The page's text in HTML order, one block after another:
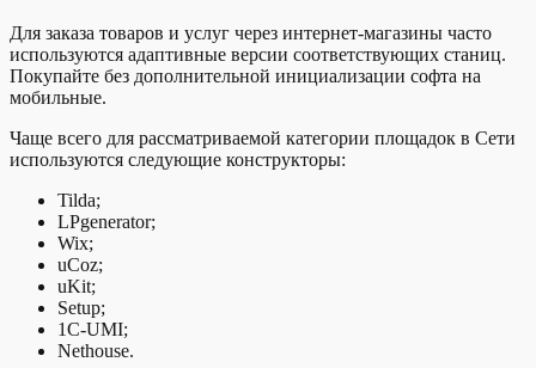
Для заказа товаров и услуг через интернет-магазины часто
используются адаптивные версии соответствующих станиц.
Покупайте без дополнительной инициализации софта на
мобильные.
Чаще всего для рассматриваемой категории площадок в Сети
используются следующие конструкторы:
Tilda;
LPgenerator;
Wix;
uCoz;
uKit;
Setup;
1C-UMI;
Nethouse.